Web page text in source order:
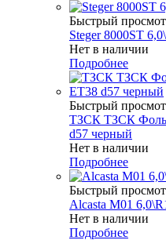
Быстрый
Steger 8000ST
Нет в наличии
Подробнее
Быстрый
ТЗСК ТЗСК
d57 черный
Нет в наличии
Подробнее
Быстрый
Alcasta M01
Нет в наличии
Подробнее